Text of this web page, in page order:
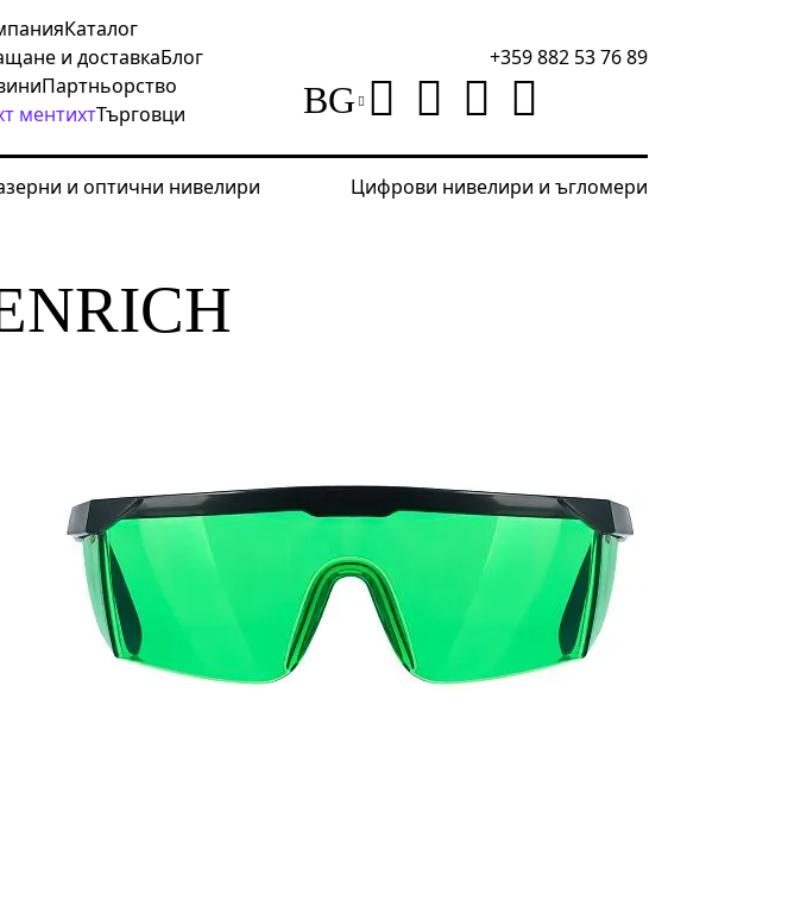
Каталог
и доставкаБлог
Партньорство
ментихтТърговци
+359 882 53 76 89
BG
и оптични нивелири
Цифрови нивелири и ъгломери